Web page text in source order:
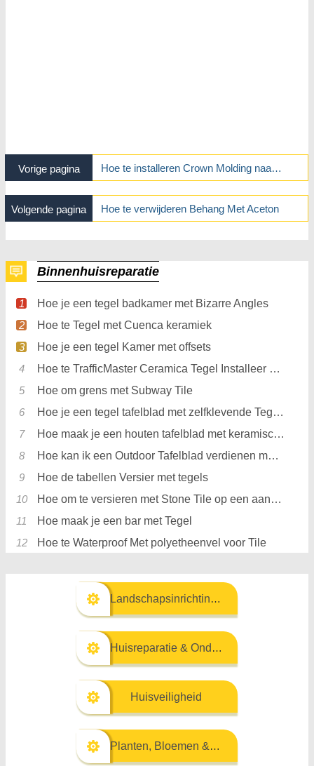
Vorige pagina Hoe te installeren Crown Molding naar Cover Truss Uplifts
Volgende pagina Hoe te verwijderen Behang Met Aceton
Binnenhuisreparatie
Hoe je een tegel badkamer met Bizarre Angles
Hoe te Tegel met Cuenca keramiek
Hoe je een tegel Kamer met offsets
Hoe te TrafficMaster Ceramica Tegel Installeer Met Grout
Hoe om grens met Subway Tile
Hoe je een tegel tafelblad met zelfklevende Tegels
Hoe maak je een houten tafelblad met keramische tegels
Hoe kan ik een Outdoor Tafelblad verdienen met tegel op het
Hoe de tabellen Versier met tegels
Hoe om te versieren met Stone Tile op een aanrecht in de keuken
Hoe maak je een bar met Tegel
Hoe te Waterproof Met polyetheenvel voor Tile
Landschapsinrichting & Buitenbouw
Huisreparatie & Onderhoud
Huisveiligheid
Planten, Bloemen & Kruiden